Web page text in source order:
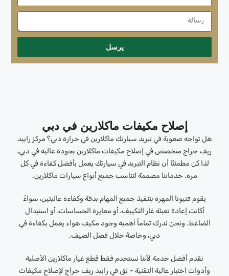
يرسل
إصلاح مكيفات ماكلارين في دبي
هل تواجه صعوبة في تبريد سيارتك ماكلارين في حرارة دبي؟ مركز رابيد
ريف جراج متخصص في إصلاح مكيفات ماكلارين بجودة عالية في دبي،
لذا كن مطمئنًا أن نظام التبريد في سيارتك يعمل بأفضل كفاءة في كل
مرة. خدماتنا مصممة لتناسب جميع أنواع سيارات ماكلارين.
يقوم فنيونا المهرة بتنفيذ جميع المهام بدقة وكفاءة عاليتين، سواءً
أكانت إعادة تعبئة غاز التكييف، أو معايرة الحساسات، أو استبدال
الضاغط. ونحن ندرك تماماً أهمية وجود مكيف هواء يعمل بكفاءة في
دبي، وخاصةً خلال فصل الصيف.
نقدم أفضل خدمة لأننا نستخدم فقط قطع غيار ماكلارين الأصلية
وأدوات اختبار عالية التقنية – ثق في رابيد ريف جراج لإصلاح مكيفات